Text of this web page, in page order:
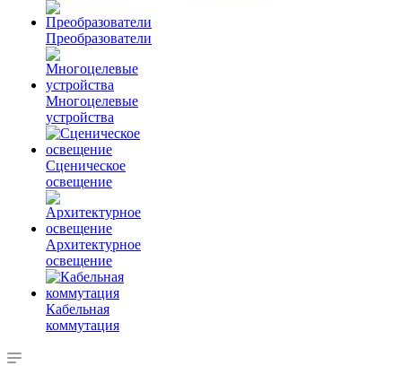
Преобразователи
Многоцелевые
устройства
Сценическое
освещение
Архитектурное
освещение
Кабельная
коммутация